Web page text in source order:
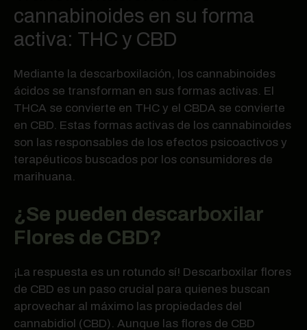
cannabinoides en su forma
activa: THC y CBD
Mediante la descarboxilación, los cannabinoides
ácidos se transforman en sus formas activas. El
THCA se convierte en THC y el CBDA se convierte
en CBD. Estas formas activas de los cannabinoides
son las responsables de los efectos psicoactivos y
terapéuticos buscados por los consumidores de
marihuana.
¿Se pueden descarboxilar
Flores de CBD?
¡La respuesta es un rotundo sí! Descarboxilar flores
de CBD es un paso crucial para quienes buscan
aprovechar al máximo las propiedades del
cannabidiol (CBD). Aunque las flores de CBD